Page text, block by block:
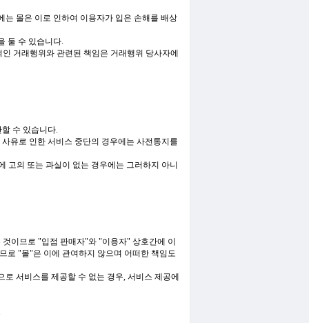
몰은 이로 인하여 이용자가 입은 손해를 배상
둘 수 있습니다.
거래행위와 관련된 책임은 거래행위 당사자에
수 있습니다.
유로 인한 서비스 중단의 경우에는 사전통지를
의 또는 과실이 없는 경우에는 그러하지 아니
이므로 "입점 판매자"와 "이용자" 상호간에 이
로 "몰"은 이에 관여하지 않으며 어떠한 책임도
서비스를 제공할 수 없는 경우, 서비스 제공에